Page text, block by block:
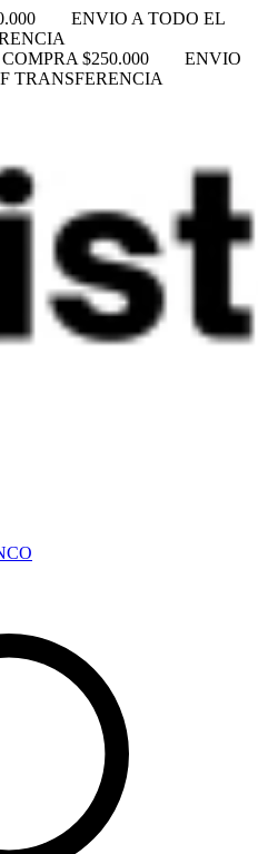
ENVIO A TODO EL
$250.000
ENVIO
TRANSFERENCIA